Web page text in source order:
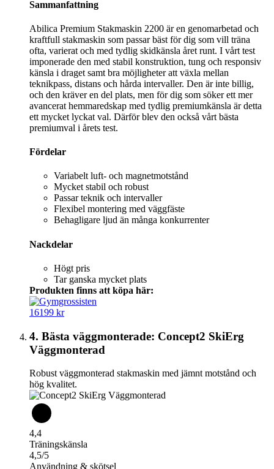
Sammanfattning
Abilica Premium Stakmaskin 2200 är en genomarbetad och
kraftfull stakmaskin som passar bäst för dig som vill träna
ofta, varierat och med tydlig skidkänsla året runt. I vårt test
imponerade den med stabil konstruktion, tung och responsiv
känsla i draget samt bra möjligheter att växla mellan
teknikpass, distans och hårda intervaller. Den är inte billig,
och den kräver en del plats, men för dig som söker ett mer
avancerat hemmaredskap med tydlig premiumkänsla är detta
ett mycket lyckat val. Därför blev den också vårt bästa
premiumval i årets test.
Fördelar
Variabelt luft- och magnetmotstånd
Mycket stabil och robust
Passar teknik och intervaller
Flexibel montering med väggfäste
Behagligare ljud än många konkurrenter
Nackdelar
Högt pris
Tar ganska mycket plats
Produkten finns att köpa här:
16199 kr
4. Bästa väggmonterade: Concept2 SkiErg
Väggmonterad
Robust väggmonterad stakmaskin med jämnt motstånd och
hög kvalitet.
4,4
Träningskänsla
4,5/5
Användning & skötsel